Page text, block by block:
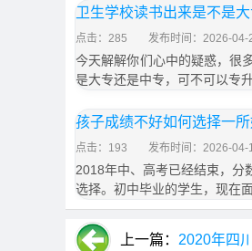
卫生学校读书出来是不是
点击：285 发布时间：2026-04-
今天解解你们心中的疑惑，很
是大专还是中专，可不可以专
孩子成绩不好如何选择一
点击：193 发布时间：2026-04-
2018年中、高考已经结束，分
选择。初中毕业的学生，现在
上一篇： 2020年四